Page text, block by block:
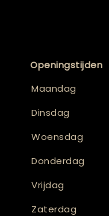
Openingstijden
Maandag
Dinsdag
Woensdag
Donderdag
Vrijdag
Zaterdag